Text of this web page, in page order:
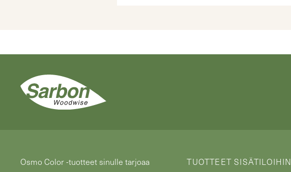
Osmo Color -tuotteet sinulle tarjoaa
TUOTTEET SISÄTILOIHIN